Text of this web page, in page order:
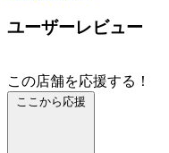
ユーザーレビュー
この店舗を応援する！
ここから応援